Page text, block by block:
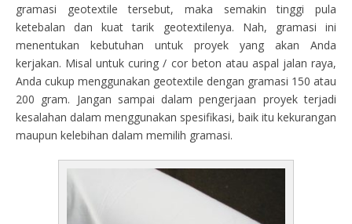
gramasi geotextile tersebut, maka semakin tinggi pula
ketebalan dan kuat tarik geotextilenya. Nah, gramasi ini
menentukan kebutuhan untuk proyek yang akan Anda
kerjakan. Misal untuk curing / cor beton atau aspal jalan raya,
Anda cukup menggunakan geotextile dengan gramasi 150 atau
200 gram. Jangan sampai dalam pengerjaan proyek terjadi
kesalahan dalam menggunakan spesifikasi, baik itu kekurangan
maupun kelebihan dalam memilih gramasi.